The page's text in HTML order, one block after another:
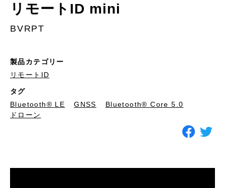
リモートID mini
BVRPT
製品カテゴリー
リモートID
タグ
Bluetooth®︎ LE
GNSS
Bluetooth® Core 5.0
ドローン